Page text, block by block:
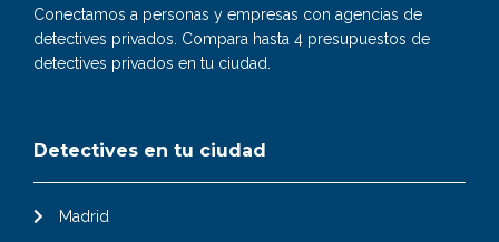
Conectamos a personas y empresas con agencias de
detectives privados. Compara hasta 4 presupuestos de
detectives privados en tu ciudad.
Detectives en tu ciudad
Madrid